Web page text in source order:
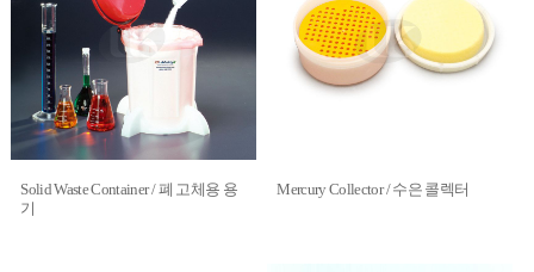
Solid Waste Container / 폐 고체용 용
기
Mercury Collector / 수은 콜렉터